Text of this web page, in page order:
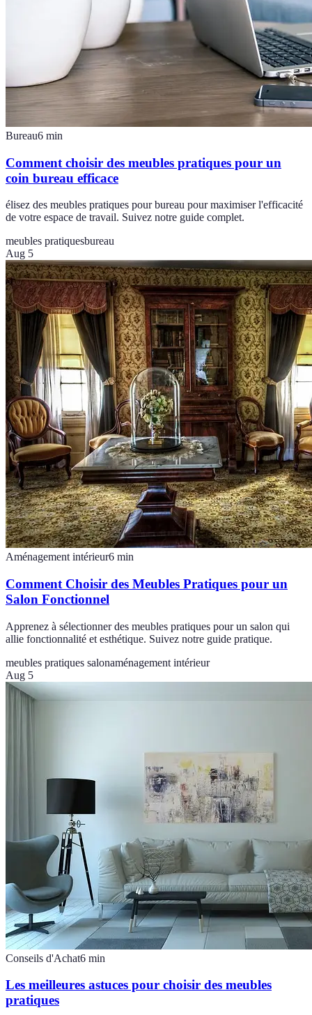
Bureau6 min
Comment choisir des meubles pratiques pour un
coin bureau efficace
élisez des meubles pratiques pour bureau pour maximiser l'efficacité
de votre espace de travail. Suivez notre guide complet.
meubles pratiquesbureau
Aug 5
Aménagement intérieur6 min
Comment Choisir des Meubles Pratiques pour un
Salon Fonctionnel
Apprenez à sélectionner des meubles pratiques pour un salon qui
allie fonctionnalité et esthétique. Suivez notre guide pratique.
meubles pratiques salonaménagement intérieur
Aug 5
Conseils d'Achat6 min
Les meilleures astuces pour choisir des meubles
pratiques